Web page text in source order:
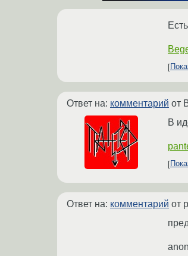
Ответ на: комментарий от
В
Ответ на: комментарий от